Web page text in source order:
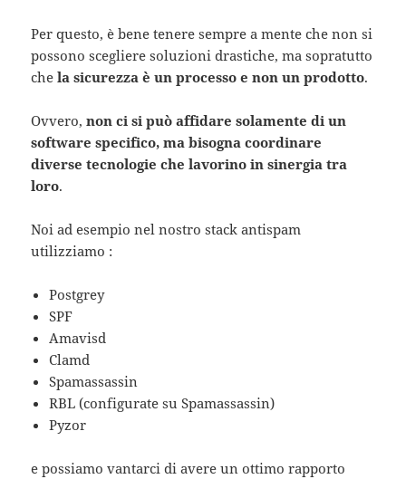
Per questo, è bene tenere sempre a mente che non si
possono scegliere soluzioni drastiche, ma sopratutto
che la sicurezza è un processo e non un prodotto.
Ovvero,non ci si può affidare solamente di un
software specifico, ma bisogna coordinare
diverse tecnologie che lavorino in sinergia tra
loro.
Noi ad esempio nel nostro stack antispam
utilizziamo :
Postgrey
SPF
Amavisd
Clamd
Spamassassin
RBL (configurate su Spamassassin)
Pyzor
e possiamo vantarci di avere un ottimo rapporto